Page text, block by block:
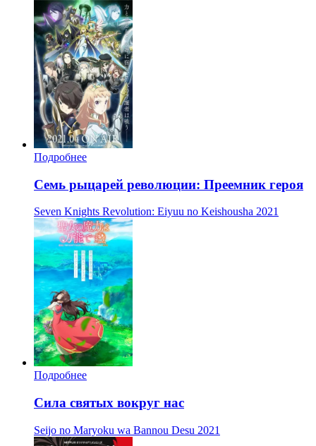
Подробнее
Семь рыцарей революции: Преемник героя
Seven Knights Revolution: Eiyuu no Keishousha 2021
Подробнее
Сила святых вокруг нас
Seijo no Maryoku wa Bannou Desu 2021